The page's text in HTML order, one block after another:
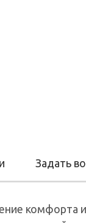
Задать
комфорта и